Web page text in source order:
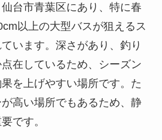
仙台市青葉区にあり、特に春
以上の大型バスが狙えるス
います。深さがあり、釣り
在しているため、シーズン
を上げやすい場所です。た
高い場所でもあるため、静
です。